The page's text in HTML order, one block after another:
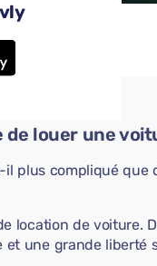
louer une
plus compliqué que
location de voiture.
et une grande liberté